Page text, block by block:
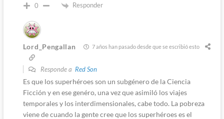
0 Responder
Lord_Pengallan 7 años han pasado desde que se escribió esto
Responde a Red Son
Es que los superhéroes son un subgénero de la Ciencia
Ficción y en ese genéro, una vez que asimiló los viajes
temporales y los interdimensionales, cabe todo. La pobreza
viene de cuando la gente cree que los superhéroes es el